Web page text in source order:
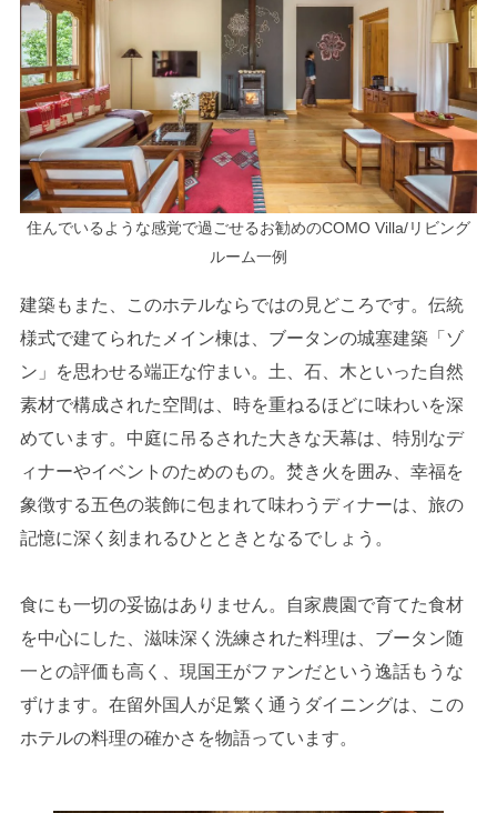
住んでいるような感覚で過ごせるお勧めのCOMO Villa/リビング
ルーム一例
建築もまた、このホテルならではの見どころです。伝統
様式で建てられたメイン棟は、ブータンの城塞建築「ゾ
ン」を思わせる端正な佇まい。土、石、木といった自然
素材で構成された空間は、時を重ねるほどに味わいを深
めています。中庭に吊るされた大きな天幕は、特別なデ
ィナーやイベントのためのもの。焚き火を囲み、幸福を
象徴する五色の装飾に包まれて味わうディナーは、旅の
記憶に深く刻まれるひとときとなるでしょう。
食にも一切の妥協はありません。自家農園で育てた食材
を中心にした、滋味深く洗練された料理は、ブータン随
一との評価も高く、現国王がファンだという逸話もうな
ずけます。在留外国人が足繁く通うダイニングは、この
ホテルの料理の確かさを物語っています。